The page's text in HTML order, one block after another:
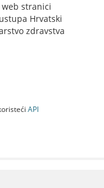
stranici
Hrvatski
zdravstva
API